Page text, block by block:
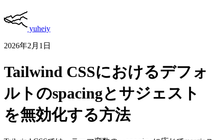
yuheiy
2026年2月1日
Tailwind CSSにおけるデフォ
ルトのspacingとサジェスト
を無効化する方法